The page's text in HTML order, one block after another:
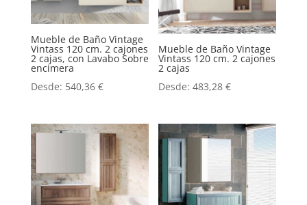
Mueble de Baño Vintage
Vintass 120 cm. 2 cajones
2 cajas, con Lavabo Sobre
encimera
Desde: 540,36 €
Mueble de Baño Vintage
Vintass 120 cm. 2 cajones
2 cajas
Desde:483,28€